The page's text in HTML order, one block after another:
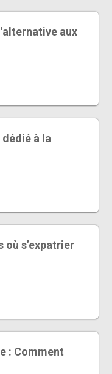
aux
à la
où s’expatrier
: Comment